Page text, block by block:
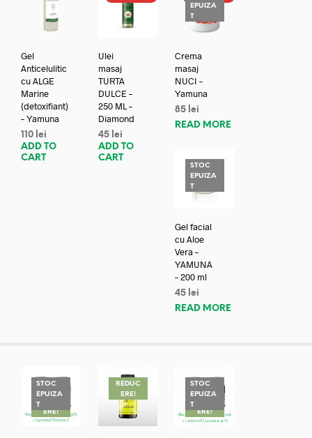
Gel
Anticelulitic
cu ALGE
Marine
(detoxifiant)
– Yamuna
110 lei
ADD TO
CART
Ulei
masaj
TURTA
DULCE –
250 ML –
Diamond
45 lei
ADD TO
CART
EPUIZA
T
Crema
masaj
NUCI –
Yamuna
85 lei
READ MORE
STOC
EPUIZA
T
Gel facial
cu Aloe
Vera –
YAMUNA
– 200 ml
45 lei
READ MORE
STOC
EPUIZA
TREDUC
ERE!
REDUC
ERE!
STOC
EPUIZA
TREDUC
ERE!